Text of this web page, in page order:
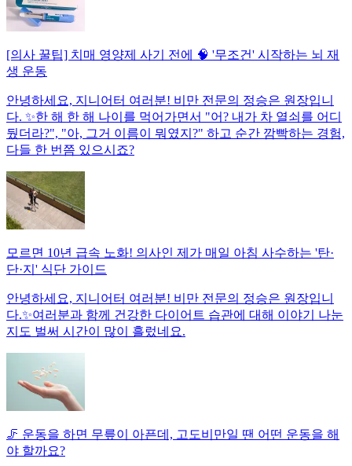
[의사 꿀팁] 치매 영양제 사기 전에 🧠 '무조건' 시작하는 뇌 재
생 운동
안녕하세요, 지니어터 여러분! 비만 전문의 정승은 원장입니
다. ✨한 해 한 해 나이를 먹어가면서 "어? 내가 차 열쇠를 어디
뒀더라?", "아, 그거 이름이 뭐였지?" 하고 순간 깜빡하는 경험,
다들 한 번쯤 있으시죠?
모르면 10년 급속 노화! 의사인 제가 매일 아침 사수하는 '탄·
단·지' 식단 가이드
안녕하세요, 지니어터 여러분! 비만 전문의 정승은 원장입니
다.✨여러분과 함께 건강한 다이어트 습관에 대해 이야기 나눈
지도 벌써 시간이 많이 흘렀네요.
🦵 운동을 하면 무릎이 아픈데, 고도비만일 땐 어떤 운동을 해
야 할까요?